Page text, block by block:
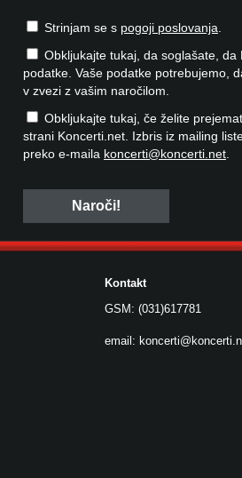
Strinjam se s pogoji poslovanja
Obkljukajte tukaj, da soglašate,
podatke. Vaše podatke potrebujemo,
v zvezi z vašim naročilom.
Obkljukajte tukaj, če želite
strani Koncerti.net. Izbris iz mailing
preko e-maila koncerti@koncerti.net
Kontakt
GSM: (031)617781
email: